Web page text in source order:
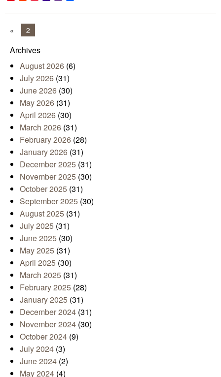
Mail
« 2
Archives
August 2026 (6)
July 2026 (31)
June 2026 (30)
May 2026 (31)
April 2026 (30)
March 2026 (31)
February 2026 (28)
January 2026 (31)
December 2025 (31)
November 2025 (30)
October 2025 (31)
September 2025 (30)
August 2025 (31)
July 2025 (31)
June 2025 (30)
May 2025 (31)
April 2025 (30)
March 2025 (31)
February 2025 (28)
January 2025 (31)
December 2024 (31)
November 2024 (30)
October 2024 (9)
July 2024 (3)
June 2024 (2)
May 2024 (4)